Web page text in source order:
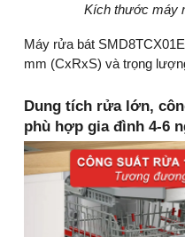
Kích thước máy
Máy rửa bát
mm (CxRxS) và trọng
Dung tích rửa lớn,
phù hợp gia đình 4-6